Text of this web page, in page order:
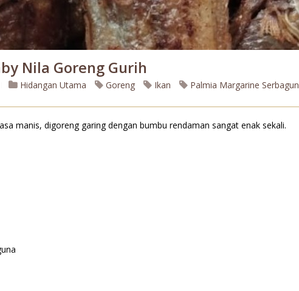
Nila Goreng Gurih
Hidangan Utama Goreng Ikan Palmia Margarine
manis, digoreng garing dengan bumbu rendaman sangat enak sekali.